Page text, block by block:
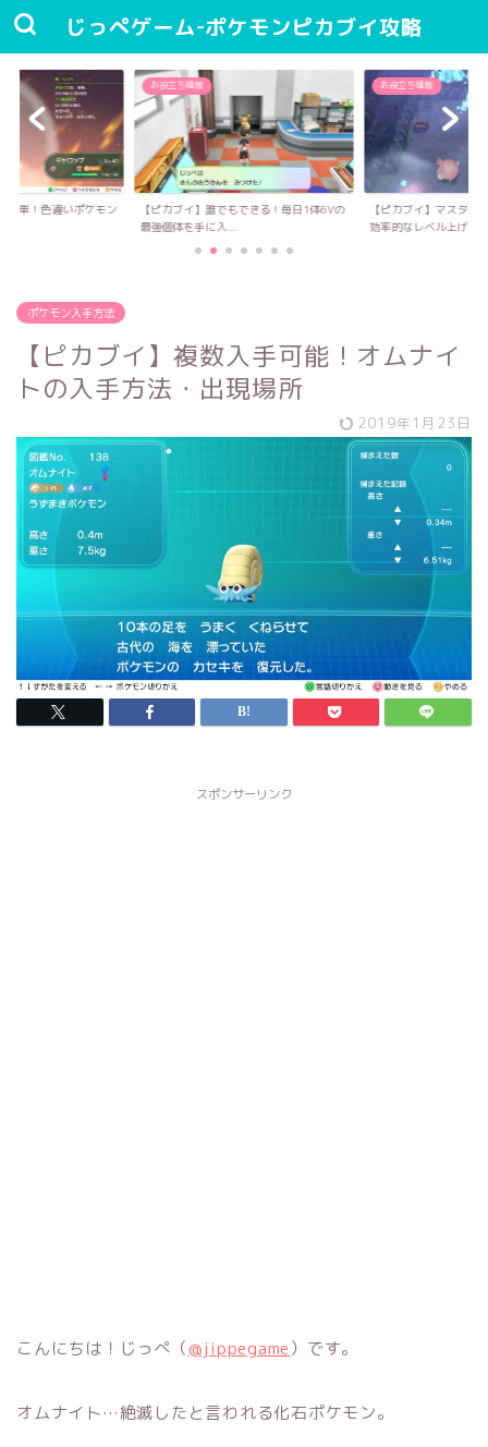
じっぺゲーム-ポケモンピカブイ攻略
できる！毎日1体6Vの
お役立ち情報
【ピカブイ】マスターボールも手に入る！
効率的なレベル上げ...
お役立ち情報
【ピカブイ】覚醒値と
ご紹介！
ポケモン入手方法
【ピカブイ】複数入手可能！オムナイ
トの入手方法・出現場所
2019年1月23日
スポンサーリンク
こんにちは！じっぺ（@jippegame）です。
オムナイト…絶滅したと言われる化石ポケモン。